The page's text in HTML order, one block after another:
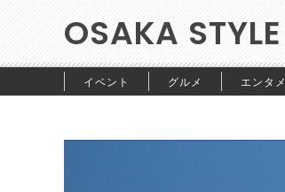
OSAKA STYLE
イベント グルメ エンタメ